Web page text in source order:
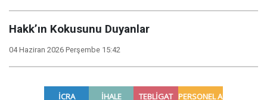
Hakk’ın Kokusunu Duyanlar
04 Haziran 2026 Perşembe 15:42